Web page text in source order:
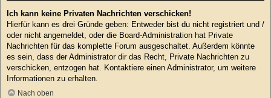
Ich kann keine Privaten Nachrichten verschicken!
Hierfür kann es drei Gründe geben: Entweder bist du nicht registriert und /
oder nicht angemeldet, oder die Board-Administration hat Private
Nachrichten für das komplette Forum ausgeschaltet. Außerdem könnte
es sein, dass der Administrator dir das Recht, Private Nachrichten zu
verschicken, entzogen hat. Kontaktiere einen Administrator, um weitere
Informationen zu erhalten.
Nach oben